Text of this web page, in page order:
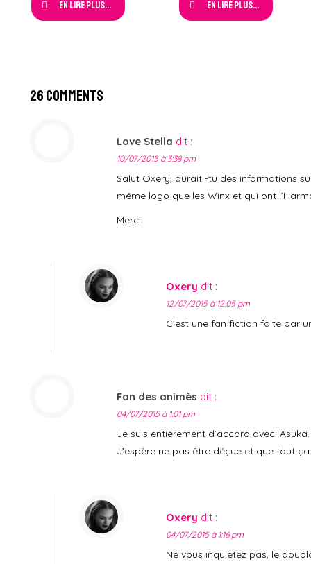
En lire plus... En lire plus...
26 Comments
Love Stella dit :
10/07/2015 à 3:38 pm
Salut Oxery, aurait -tu des informations
même logo que les Winx et qui ont
Merci
Oxery dit :
12/07/2015 à 12:05 pm
C’est une fan fiction faite par
Fan des animès dit :
04/07/2015 à 1:01 pm
Je suis entièrement d’accord avec: Asuka.
J’espère ne pas être déçue et que tout
Oxery dit :
04/07/2015 à 1:16 pm
Ne vous inquiétez pas, le